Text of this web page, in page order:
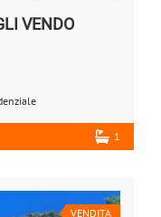
VENDO
1
VENDITA